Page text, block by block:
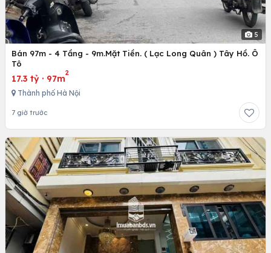
5
Bán 97m - 4 Tầng - 9m.Mặt Tiền. ( Lạc Long Quân ) Tây Hồ. Ô
Tô
17.3 tỷ · 97m
2
Thành phố Hà Nội
7 giờ trước